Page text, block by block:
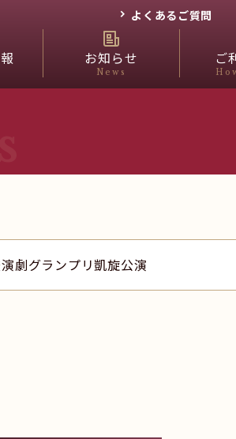
よくあるご質問
お知らせ
News
ご
劇グランプリ凱旋公演